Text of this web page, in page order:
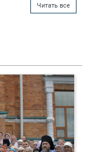
Читать все